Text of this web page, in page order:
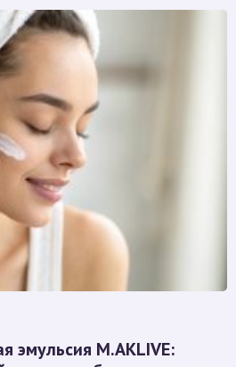
эмульсия M.AKLIVE: